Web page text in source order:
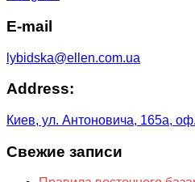
E-mail
lybidska@ellen.com.ua
Address:
Киев, ул. Антоновича, 165а,
Свежие записи